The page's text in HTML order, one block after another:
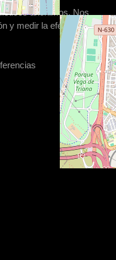
anónimos. Nos
y medir la efectividad de